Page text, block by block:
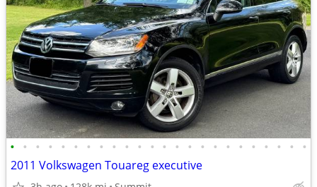
• • • • • • • • • • • • • • • • • • • • • • • •
2011 Volkswagen Touareg executive